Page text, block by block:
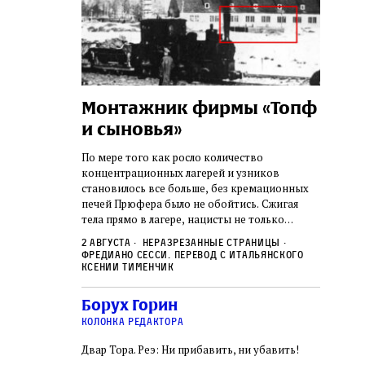
по святым
в
и тем
Монтажник фирмы «Топф
и сыновья»
По мере того как росло количество
концентрационных лагерей и узников
становилось все больше, без кремационных
печей Прюфера было не обойтись. Cжигая
тела прямо в лагере, нацисты не только
смерти, но и скрывали от населения соседних
городов, сколько узников погибало каждый
2 августа
Неразрезанные страницы
Фредиано Сесси. Перевод с итальянского
Ксении Тименчик
Борух Горин
колонка редактора
Двар Тора. Реэ: Ни прибавить, ни убавить!